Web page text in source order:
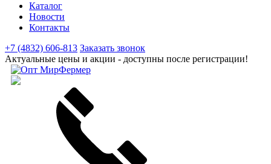
Каталог
Новости
Контакты
+7 (4832) 606-813 Заказать звонок
Актуальные цены и акции - доступны после регистрации!